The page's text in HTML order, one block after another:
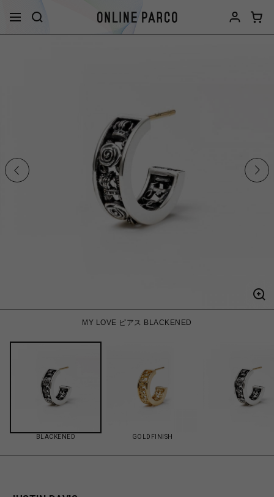
MY LOVE ピアス BLACKENED
BLACKENED GOLDFINISH